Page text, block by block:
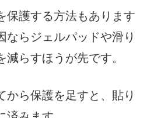
保護する方法もあります
ならジェルパッドや滑り
減らすほうが先です。
から保護を足すと、貼り